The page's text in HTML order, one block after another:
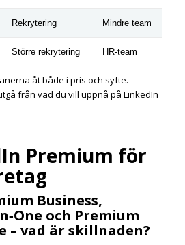
Rekrytering Mindre team
Större rekrytering HR-team
åt både i pris och syfte.
från vad du vill uppnå på LinkedIn
Premium för
Business,
och Premium
– vad är skillnaden?